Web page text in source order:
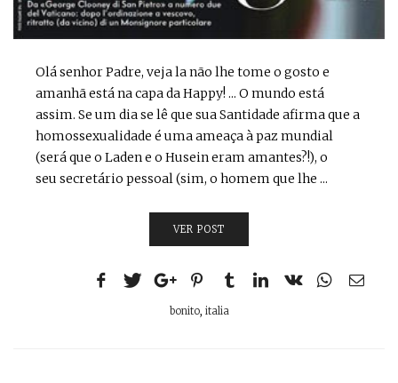
Olá senhor Padre, veja la não lhe tome o gosto e
amanhã está na capa da Happy! ... O mundo está
assim. Se um dia se lê que sua Santidade afirma que a
homossexualidade é uma ameaça à paz mundial
(será que o Laden e o Husein eram amantes?!), o
seu secretário pessoal (sim, o homem que lhe ...
VER POST
bonito, italia